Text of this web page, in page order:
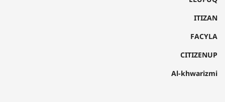
ITIZAN
FACYLA
CITIZENUP
Al-khwarizmi